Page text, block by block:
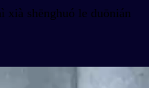
xià shēnghuó le duōnián